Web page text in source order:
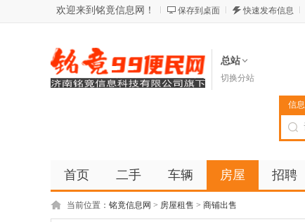
欢迎来到铭竟信息网！ 保存到桌面 快速发布信息
总站
切换分站
信息
首页 二手 车辆 房屋 招聘
当前位置： 铭竟信息网 > 房屋租售 > 商铺出售